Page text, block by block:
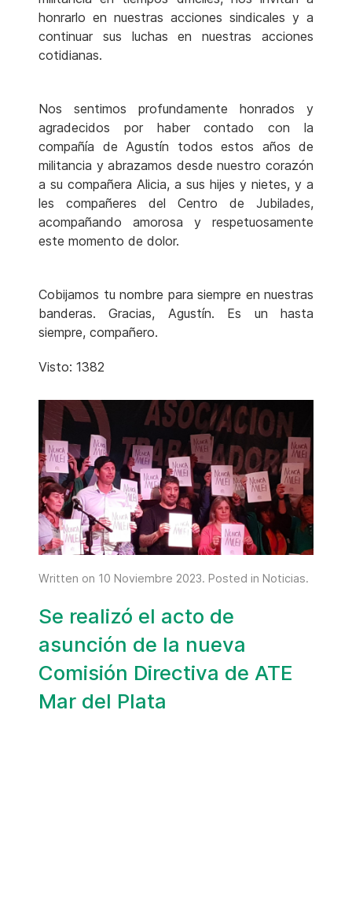
honrarlo en nuestras acciones sindicales y a
continuar sus luchas en nuestras acciones
cotidianas.
Nos sentimos profundamente honrados y
agradecidos por haber contado con la
compañía de Agustín todos estos años de
militancia y abrazamos desde nuestro corazón
a su compañera Alicia, a sus hijes y nietes, y a
les compañeres del Centro de Jubilades,
acompañando amorosa y respetuosamente
este momento de dolor.
Cobijamos tu nombre para siempre en nuestras
banderas. Gracias, Agustín. Es un hasta
siempre, compañero.
Visto: 1382
Written on 10 Noviembre 2023. Posted in Noticias.
Se realizó el acto de
asunción de la nueva
Comisión Directiva de ATE
Mar del Plata